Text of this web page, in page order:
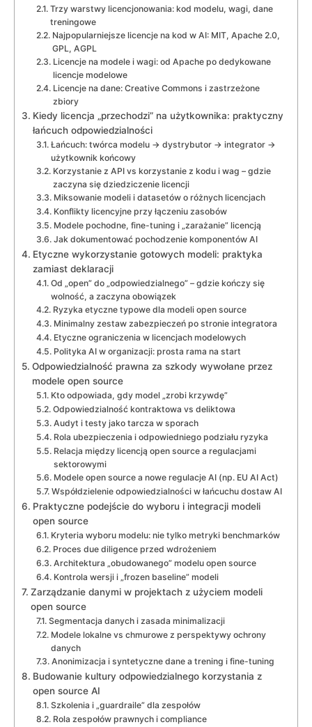
Trzy warstwy licencjonowania: kod modelu, wagi, dane
treningowe
Najpopularniejsze licencje na kod w AI: MIT, Apache 2.0,
GPL, AGPL
Licencje na modele i wagi: od Apache po dedykowane
licencje modelowe
Licencje na dane: Creative Commons i zastrzeżone
zbiory
Kiedy licencja „przechodzi” na użytkownika: praktyczny
łańcuch odpowiedzialności
Łańcuch: twórca modelu → dystrybutor → integrator →
użytkownik końcowy
Korzystanie z API vs korzystanie z kodu i wag – gdzie
zaczyna się dziedziczenie licencji
Miksowanie modeli i datasetów o różnych licencjach
Konflikty licencyjne przy łączeniu zasobów
Modele pochodne, fine-tuning i „zarażanie” licencją
Jak dokumentować pochodzenie komponentów AI
Etyczne wykorzystanie gotowych modeli: praktyka
zamiast deklaracji
Od „open” do „odpowiedzialnego” – gdzie kończy się
wolność, a zaczyna obowiązek
Ryzyka etyczne typowe dla modeli open source
Minimalny zestaw zabezpieczeń po stronie integratora
Etyczne ograniczenia w licencjach modelowych
Polityka AI w organizacji: prosta rama na start
Odpowiedzialność prawna za szkody wywołane przez
modele open source
Kto odpowiada, gdy model „zrobi krzywdę”
Odpowiedzialność kontraktowa vs deliktowa
Audyt i testy jako tarcza w sporach
Rola ubezpieczenia i odpowiedniego podziału ryzyka
Relacja między licencją open source a regulacjami
sektorowymi
Modele open source a nowe regulacje AI (np. EU AI Act)
Współdzielenie odpowiedzialności w łańcuchu dostaw AI
Praktyczne podejście do wyboru i integracji modeli
open source
Kryteria wyboru modelu: nie tylko metryki benchmarków
Proces due diligence przed wdrożeniem
Architektura „obudowanego” modelu open source
Kontrola wersji i „frozen baseline” modeli
Zarządzanie danymi w projektach z użyciem modeli
open source
Segmentacja danych i zasada minimalizacji
Modele lokalne vs chmurowe z perspektywy ochrony
danych
Anonimizacja i syntetyczne dane a trening i fine-tuning
Budowanie kultury odpowiedzialnego korzystania z
open source AI
Szkolenia i „guardraile” dla zespołów
Rola zespołów prawnych i compliance